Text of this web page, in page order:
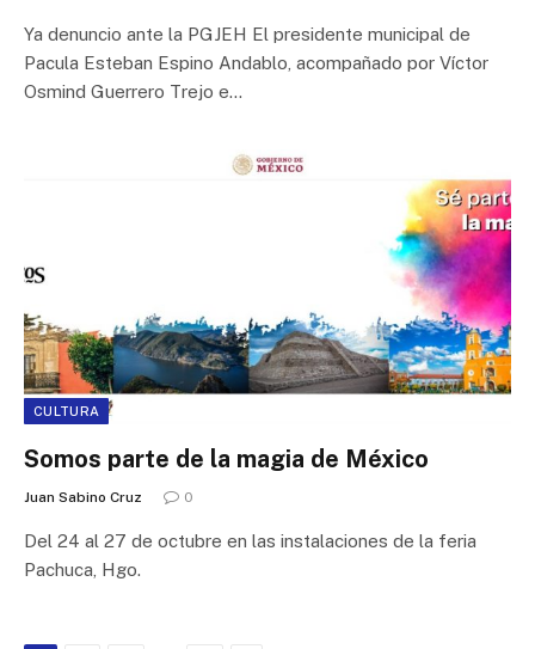
Ya denuncio ante la PGJEH El presidente municipal de
Pacula Esteban Espino Andablo, acompañado por Víctor
Osmind Guerrero Trejo e…
CULTURA
Somos parte de la magia de México
Juan Sabino Cruz 0
Del 24 al 27 de octubre en las instalaciones de la feria
Pachuca, Hgo.